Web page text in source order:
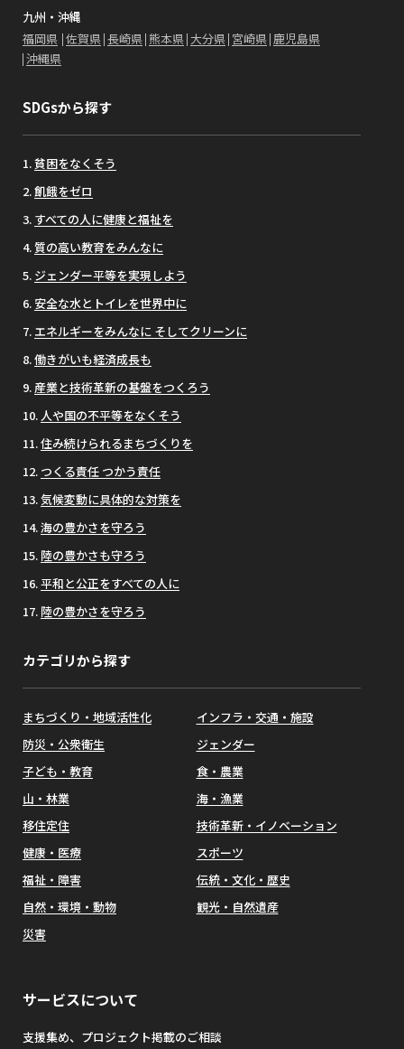
九州・沖縄
福岡県 佐賀県 長崎県 熊本県 大分県 宮崎県 鹿児島県
沖縄県
SDGsから探す
貧困をなくそう
飢餓をゼロ
すべての人に健康と福祉を
質の高い教育をみんなに
ジェンダー平等を実現しよう
安全な水とトイレを世界中に
エネルギーをみんなに そしてクリーンに
働きがいも経済成長も
産業と技術革新の基盤をつくろう
人や国の不平等をなくそう
住み続けられるまちづくりを
つくる責任 つかう責任
気候変動に具体的な対策を
海の豊かさを守ろう
陸の豊かさも守ろう
平和と公正をすべての人に
陸の豊かさを守ろう
カテゴリから探す
まちづくり・地域活性化
インフラ・交通・施設
防災・公衆衛生
ジェンダー
子ども・教育
食・農業
山・林業
海・漁業
移住定住
技術革新・イノベーション
健康・医療
スポーツ
福祉・障害
伝統・文化・歴史
自然・環境・動物
観光・自然遺産
災害
サービスについて
支援集め、プロジェクト掲載のご相談